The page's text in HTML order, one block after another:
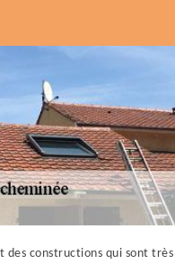
des constructions qui sont très